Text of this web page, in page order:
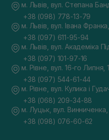
м. Львів, вул. Степана
+38 (098) 778-13-79
м. Львів, вул. Івана
+38 (097) 611-95-94
м. Львів, вул. Академіка
+38 (097) 101-97-16
м. Рівне, вул. 16-го Липня,
+38 (097) 544-61-44
м. Рівне, вул. Кулика і
+38 (068) 209-34-88
м. Луцьк, вул.
+38 (098) 076-60-62